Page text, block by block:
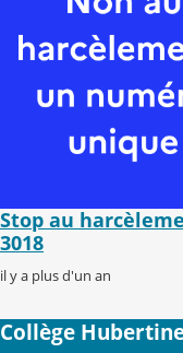
Stop au
3018
il y a plus d'un an
Collège